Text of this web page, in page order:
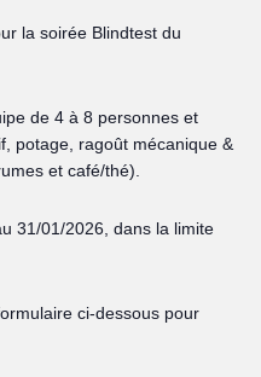
la soirée Blindtest du
de 4 à 8 personnes et
potage, ragoût mécanique &
et café/thé).
31/01/2026, dans la limite
ci-dessous pour